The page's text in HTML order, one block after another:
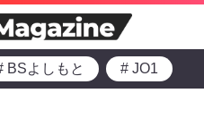
BSよしもと # JO1